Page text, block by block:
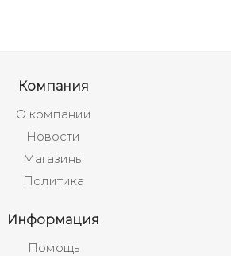
Компания
О компании
Новости
Магазины
Политика
Информация
Помощь